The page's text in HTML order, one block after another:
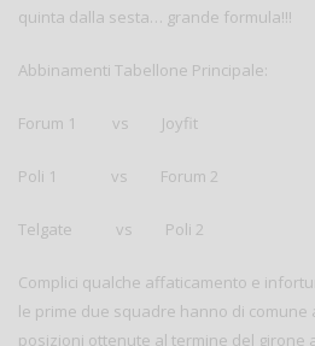
quinta dalla sesta… grande formula!!!
Abbinamenti Tabellone Principale:
Forum 1 vs Joyfit
Poli 1 vs Forum 2
Telgate vs Poli 2
Complici qualche affaticamento e
le prime due squadre hanno di comune
posizioni ottenute al termine del girone